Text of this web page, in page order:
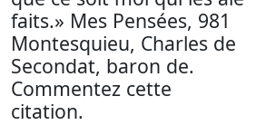
faits.» Mes Pensées, 981
Montesquieu, Charles de
Secondat, baron de.
Commentez cette
citation.